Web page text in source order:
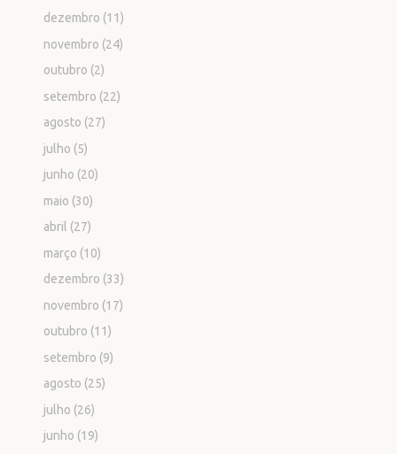
dezembro (11)
novembro (24)
outubro (2)
setembro (22)
agosto (27)
julho (5)
junho (20)
maio (30)
abril (27)
março (10)
dezembro (33)
novembro (17)
outubro (11)
setembro (9)
agosto (25)
julho (26)
junho (19)